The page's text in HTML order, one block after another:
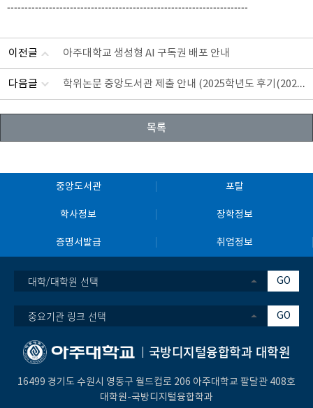
---------------------------------------------------------------------
이전글 아주대학교 생성형 AI 구독권 배포 안내
다음글 학위논문 중앙도서관 제출 안내 (2025학년도 후기(2026년 8월 졸업예정))
목록
중앙도서관 포탈
학사정보 장학정보
증명서발급 취업정보
대학/대학원 선택 GO
중요기관 링크 선택 GO
국방디지털융합학과 대학원
16499 경기도 수원시 영동구 월드컵로 206 아주대학교 팔달관 408호
대학원-국방디지털융합학과